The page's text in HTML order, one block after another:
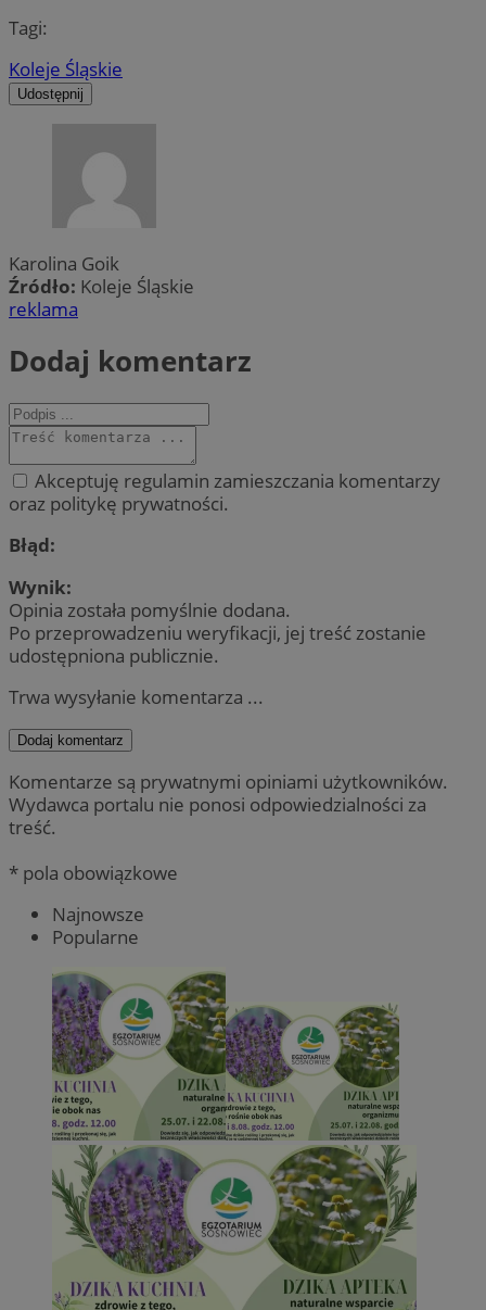
Tagi:
Koleje Śląskie
Udostępnij
Karolina Goik
Źródło: Koleje Śląskie
reklama
Dodaj komentarz
Akceptuję regulamin zamieszczania komentarzy
oraz politykę prywatności.
Błąd:
Wynik:
Opinia została pomyślnie dodana.
Po przeprowadzeniu weryfikacji, jej treść zostanie
udostępniona publicznie.
Trwa wysyłanie komentarza ...
Dodaj komentarz
Komentarze są prywatnymi opiniami użytkowników.
Wydawca portalu nie ponosi odpowiedzialności za
treść.
* pola obowiązkowe
Najnowsze
Popularne